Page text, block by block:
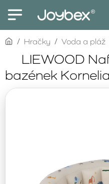
LIEWOOD
bazének
homeHračky Voda a pláž